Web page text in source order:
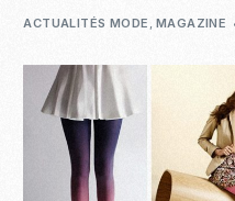
ACTUALITÉS MODE , MAGAZINE